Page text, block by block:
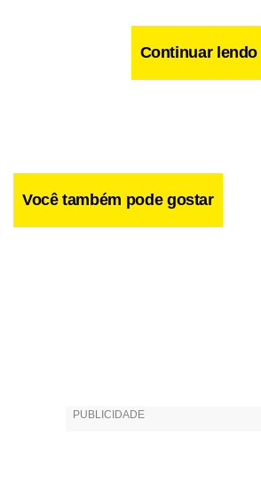
motoristas encontram trânsito bom.
Continuar lendo
Você também pode gostar